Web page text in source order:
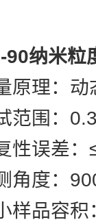
90纳米粒
原理：
范围：
性误差
角度：
样品容